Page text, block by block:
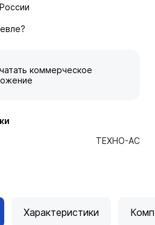
ТЕХНО-АС
коммерческое
Характеристики